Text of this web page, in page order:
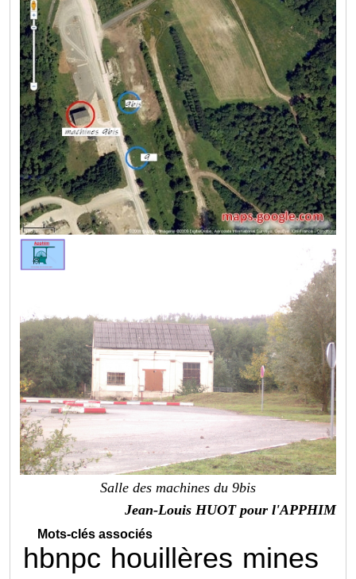
Salle des machines du 9bis
Jean-Louis HUOT pour l'APPHIM
Mots-clés associés
hbnpc houillères mines